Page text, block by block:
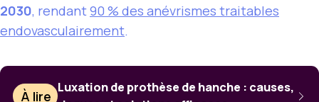
2030, rendant90 % des anévrismes traitables
endovasculairement.
À lire
Luxation de prothèse de hanche : causes,